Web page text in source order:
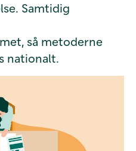
Samtidig
så metoderne
nationalt.